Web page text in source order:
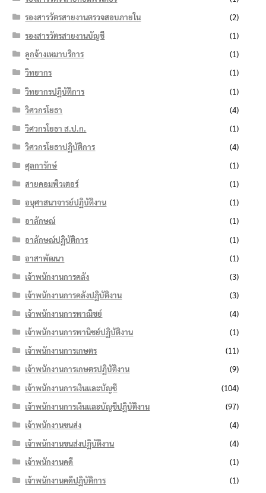
รองสารวัตรสายงานตรวจสอบภายใน
(2)
รองสารวัตรสายงานบัญชี
(1)
ลูกจ้างเหมาบริการ
(1)
วิทยากร
(1)
วิทยากรปฏิบัติการ
(1)
วิศวกรโยธา
(4)
วิศวกรโยธา ส.ป.ก.
(1)
วิศวกรโยธาปฏิบัติการ
(4)
ศุลการักษ์
(1)
สายคอมพิวเตอร์
(1)
อนุศาสนาจารย์ปฏิบัติงาน
(1)
อาลักษณ์
(1)
อาลักษณ์ปฏิบัติการ
(1)
อาสาพัฒนา
(1)
เจ้าพนักงานการคลัง
(3)
เจ้าพนักงานการคลังปฏิบัติงาน
(3)
เจ้าพนักงานการพาณิชย์
(4)
เจ้าพนักงานการพานิชย์ปฏิบัติงาน
(1)
เจ้าพนักงานการเกษตร
(11)
เจ้าพนักงานการเกษตรปฏิบัติงาน
(9)
เจ้าพนักงานการเงินและบัญชี
(104)
เจ้าพนักงานการเงินและบัญชีปฏิบัติงาน
(97)
เจ้าพนักงานขนส่ง
(4)
เจ้าพนักงานขนส่งปฏิบัติงาน
(4)
เจ้าพนักงานคดี
(1)
เจ้าพนักงานคดีปฏิบัติการ
(1)